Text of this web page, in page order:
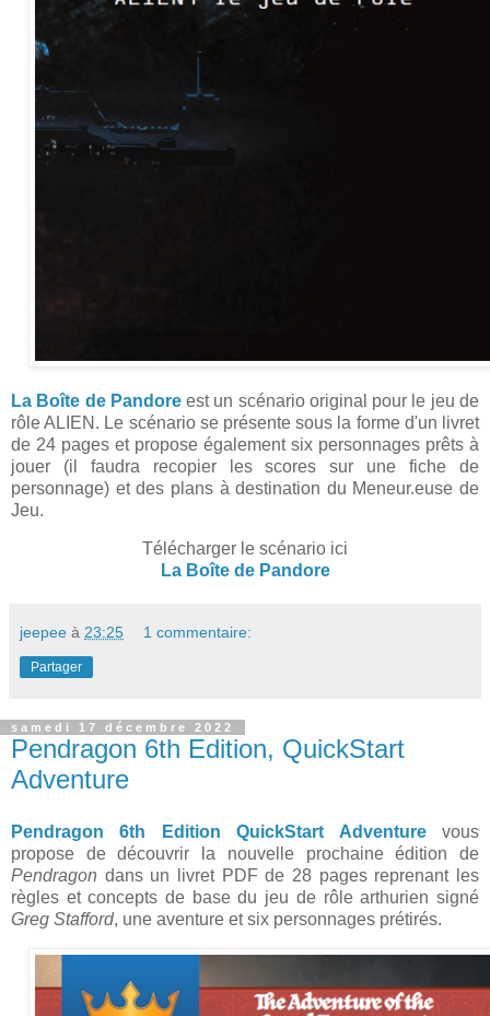
La Boîte de Pandoreest un scénario original pour le jeu de
rôle ALIEN. Le scénario se présente sous la forme d'un livret
de 24 pages et propose également six personnages prêts à
jouer (il faudra recopier les scores sur une fiche de
personnage) et des plans à destination du Meneur.euse de
Jeu.
Télécharger le scénario ici
La Boîte de Pandore
jeepee à 23:25 1 commentaire:
Partager
samedi 17 décembre 2022
Pendragon 6th Edition, QuickStart
Adventure
Pendragon 6th Edition QuickStart Adventurevous
propose de découvrir la nouvelle prochaine édition de
Pendragon dans un livret PDF de 28 pages reprenant les
règles et concepts de base du jeu de rôle arthurien signé
Greg Stafford, une aventure et six personnages prétirés.